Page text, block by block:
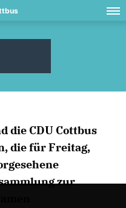
die CDU Cottbus
die für Freitag,
zur